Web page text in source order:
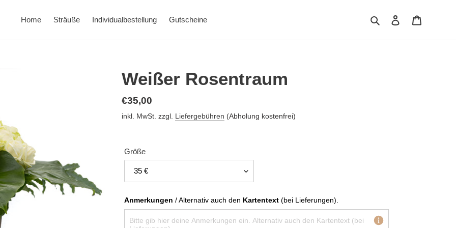
Home Sträuße Individualbestellung Gutscheine Suchen Einloggen
Weißer Rosentraum
Normaler
Preis
€35,00
inkl. MwSt. zzgl. Liefergebühren (Abholung kostenfrei)
Größe
Anmerkungen / Alternativ auch den Kartentext (bei Lieferungen).